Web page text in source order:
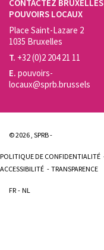
CONTACTEZ BRUXELLES
POUVOIRS LOCAUX
Place Saint-Lazare 2
1035 Bruxelles
T. +32 (0)2 204 21 11
E. pouvoirs-
locaux@sprb.brussels
© 2026 , SPRB -
POLITIQUE DE CONFIDENTIALITÉ
ACCESSIBILITÉ
TRANSPARENCE
FR NL